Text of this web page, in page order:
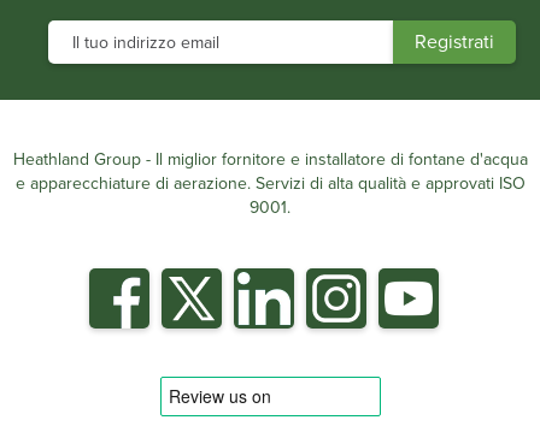
Heathland Group - Il miglior fornitore e installatore di fontane d'acqua
e apparecchiature di aerazione. Servizi di alta qualità e approvati ISO
9001.